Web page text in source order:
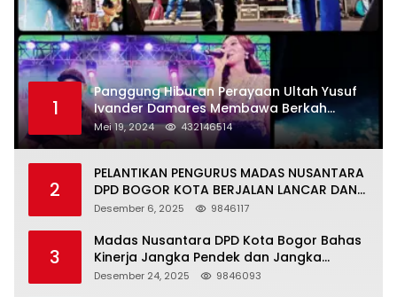
1
Panggung Hiburan Perayaan Ultah Yusuf
Ivander Damares Membawa Berkah
Warga Kejapanan
Mei 19, 2024 432146514
2
PELANTIKAN PENGURUS MADAS NUSANTARA
DPD BOGOR KOTA BERJALAN LANCAR DAN
KHIDMAT
Desember 6, 2025 9846117
3
Madas Nusantara DPD Kota Bogor Bahas
Kinerja Jangka Pendek dan Jangka
Panjang
Desember 24, 2025 9846093